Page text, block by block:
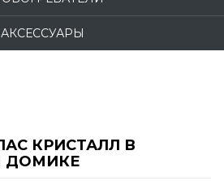
АКСЕССУАРЫ
КРИСТАЛЛ В
ДОМИКЕ